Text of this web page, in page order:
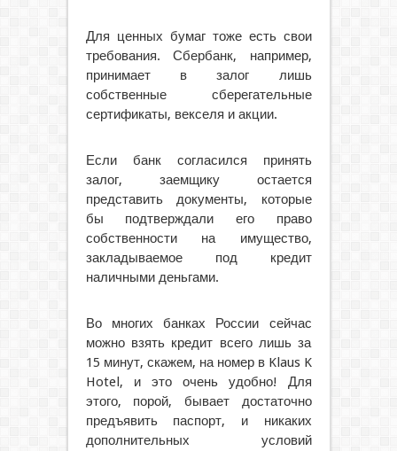
Для ценных бумаг тоже есть свои
требования. Сбербанк, например,
принимает в залог лишь
собственные сберегательные
сертификаты, векселя и акции.
Если банк согласился принять
залог, заемщику остается
представить документы, которые
бы подтверждали его право
собственности на имущество,
закладываемое под кредит
наличными деньгами.
Во многих банках России сейчас
можно взять кредит всего лишь за
15 минут, скажем, на номер в Klaus K
Hotel, и это очень удобно! Для
этого, порой, бывает достаточно
предъявить паспорт, и никаких
дополнительных условий